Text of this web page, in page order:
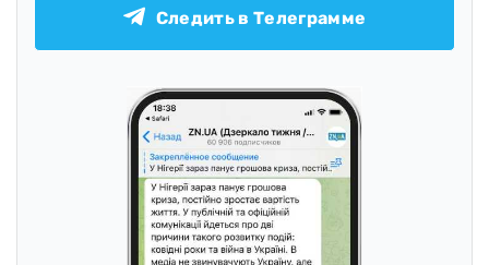
Следить в Телеграмме